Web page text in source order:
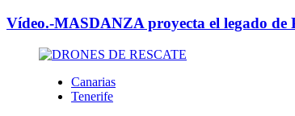
Vídeo.-MASDANZA proyecta el legado de
Canarias
Tenerife